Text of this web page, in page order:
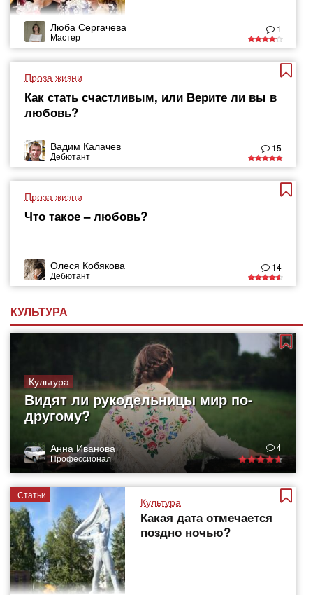
Люба Сергачева
Мастер
1
Проза жизни
Как стать счастливым, или Верите ли вы в
любовь?
Вадим Калачев
Дебютант
15
Проза жизни
Что такое – любовь?
Олеся Кобякова
Дебютант
14
КУЛЬТУРА
Культура
Видят ли рукодельницы мир по-
другому?
Анна Иванова
Профессионал
4
Статьи
Культура
Какая дата отмечается
поздно ночью?